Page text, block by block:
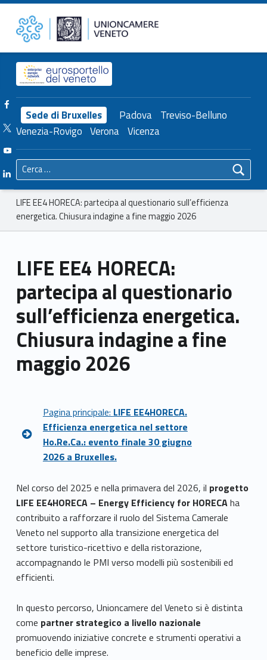
LIFE EE4 HORECA: partecipa al questionario sull’efficienza energetica. Chiusura indagine a fine maggio 2026 – Unioncamere del Veneto Unioncamere del Veneto
Header info sidebar
Sede di Bruxelles Padova Treviso-Belluno
Venezia-Rovigo Verona Vicenza
Facebook Unioncamere Veneto
Twitter Unioncamere Veneto
Youtube Unioncamere Veneto
Linkedin Unioncamere Veneto
Ricerca per:
Breadcrumbs navigation
LIFE EE4 HORECA: partecipa al questionario sull’efficienza
energetica. Chiusura indagine a fine maggio 2026
LIFE EE4 HORECA:
partecipa al questionario
sull’efficienza energetica.
Chiusura indagine a fine
maggio 2026
Pagina principale: LIFE EE4HORECA.
Efficienza energetica nel settore
Ho.Re.Ca.: evento finale 30 giugno
2026 a Bruxelles.
Nel corso del 2025 e nella primavera del 2026, il progetto
LIFE EE4HORECA – Energy Efficiency for HORECAha
contribuito a rafforzare il ruolo del Sistema Camerale
Veneto nel supporto alla transizione energetica del
settore turistico-ricettivo e della ristorazione,
accompagnando le PMI verso modelli più sostenibili ed
efficienti.
In questo percorso, Unioncamere del Veneto si è distinta
come partner strategico a livello nazionale
promuovendo iniziative concrete e strumenti operativi a
beneficio delle imprese.